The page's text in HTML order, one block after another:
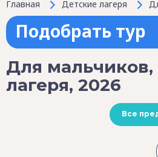
Главная
Детские лагеря
Подобрать тур
Для мальчиков,
лагеря, 2026
Все